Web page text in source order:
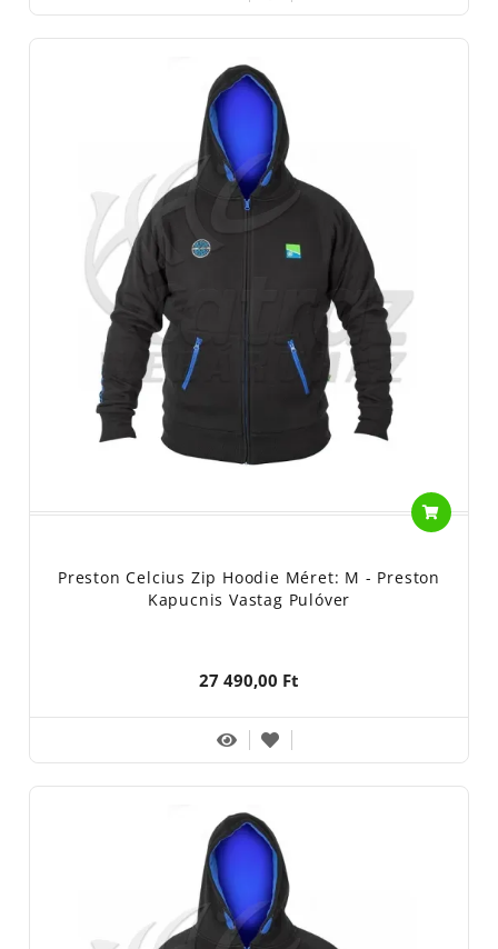
Preston Celcius Zip Hoodie Méret: M - Preston
Kapucnis Vastag Pulóver
27 490,00 Ft